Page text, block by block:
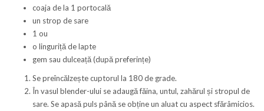
coaja de la 1 portocală
un strop de sare
1 ou
o linguriță de lapte
gem sau dulceață (după preferințe)
Se preîncălzește cuptorul la 180 de grade.
În vasul blender-ului se adaugă făina, untul, zahărul și stropul de
sare. Se apasă puls până se obține un aluat cu aspect sfărâmicios.